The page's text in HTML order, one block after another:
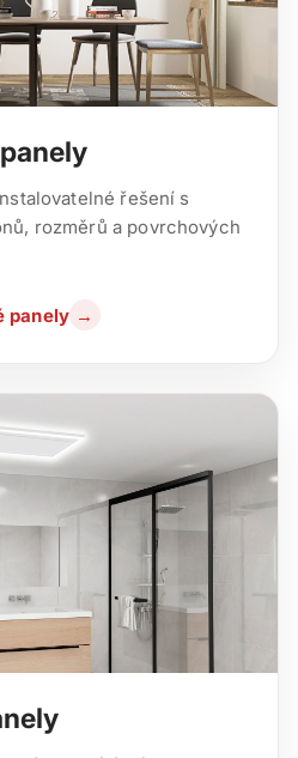
řešení s
rozměrů a povrchových
panely →